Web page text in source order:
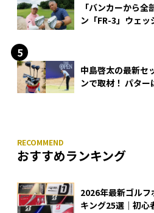
「バンカーから
ン「FR-3」ウェ
中島啓太の最新セ
ンで取材！ パタ
おすすめランキング
2026年最新ゴル
キング25選｜初心